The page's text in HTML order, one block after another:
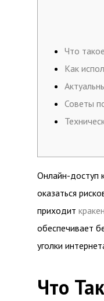
Что
Как
Советы
Онлайн-доступ
оказаться
приходит
обеспечивает
уголки
Что